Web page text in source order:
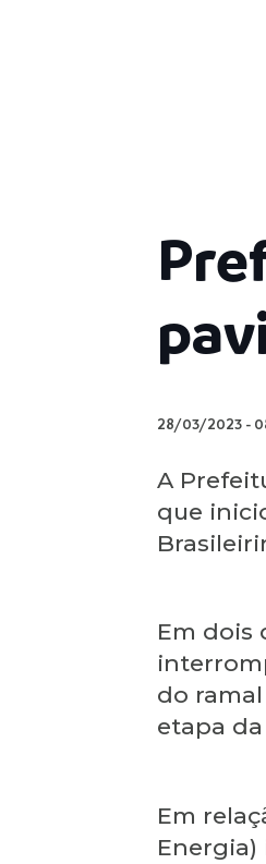
28/03/2023 -
A
que
Em dois
do
etapa
Em